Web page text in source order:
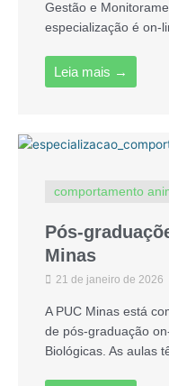
Gestão e
especialização é on-
Leia mais →
comportamento
Pós-
Minas
21 de janeiro de 2026
A PUC Minas está
de pós-graduação
Biológicas. As aulas